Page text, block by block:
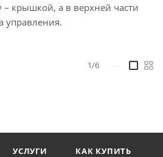
– крышкой, а в верхней части
управления.
1/6
УСЛУГИ
КАК КУПИТЬ